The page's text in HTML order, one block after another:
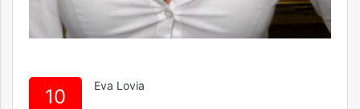
10 Eva Lovia